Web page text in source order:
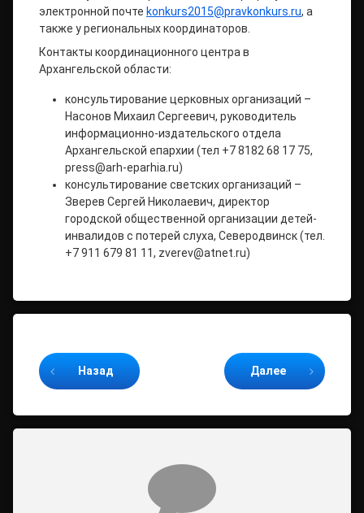
электронной почте konkurs2015@pravkonkurs.ru, а
также у региональных координаторов.
Контакты координационного центра в
Архангельской области:
консультирование церковных организаций –
Насонов Михаил Сергеевич, руководитель
информационно-издательского отдела
Архангельской епархии (тел +7 8182 68 17 75,
press@arh-eparhia.ru)
консультирование светских организаций –
Зверев Сергей Николаевич, директор
городской общественной организации детей-
инвалидов с потерей слуха, Северодвинск (тел.
+7 911 679 81 11, zverev@atnet.ru)
Назад Далее